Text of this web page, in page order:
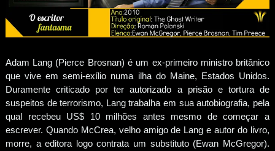
Adam Lang (Pierce Brosnan) é um ex-primeiro ministro britânico
que vive em semi-exílio numa ilha do Maine, Estados Unidos.
Duramente criticado por ter autorizado a prisão e tortura de
suspeitos de terrorismo, Lang trabalha em sua autobiografia, pela
qual recebeu US$ 10 milhões antes mesmo de começar a
escrever. Quando McCrea, velho amigo de Lang e autor do livro,
morre, a editora logo contrata um substituto (Ewan McGregor).